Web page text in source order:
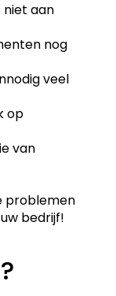
niet aan
nog
veel
op
van
problemen
bedrijf!